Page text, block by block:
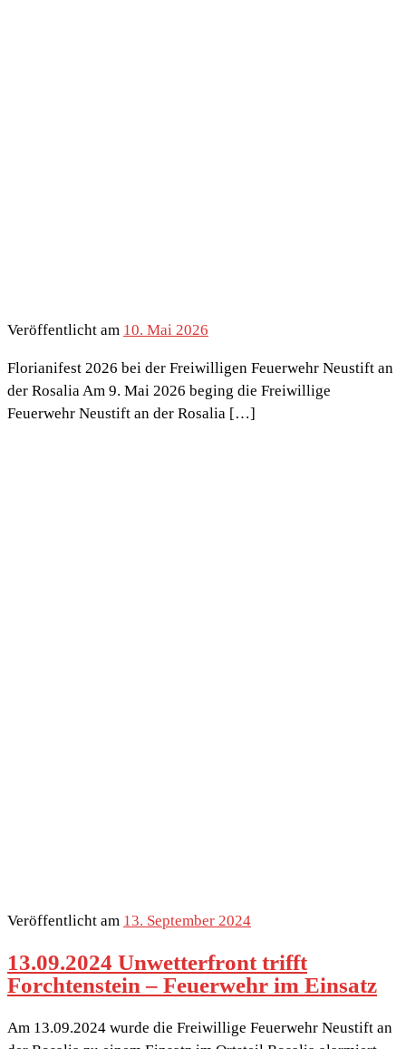
Veröffentlicht am 10. Mai 2026
Florianifest 2026 bei der Freiwilligen Feuerwehr Neustift an
der Rosalia Am 9. Mai 2026 beging die Freiwillige
Feuerwehr Neustift an der Rosalia […]
Veröffentlicht am 13. September 2024
13.09.2024 Unwetterfront trifft
Forchtenstein – Feuerwehr im Einsatz
Am 13.09.2024 wurde die Freiwillige Feuerwehr Neustift an